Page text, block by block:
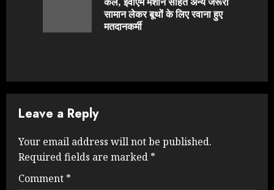
सामान लेकर बूथों के लिए रवाना हुए
मतदानकर्मी
Leave a Reply
Your email address will not be published.
Required fields are marked *
Comment *